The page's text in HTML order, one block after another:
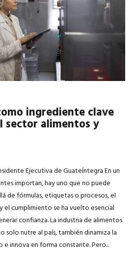
ingrediente clave
sector alimentos y
Ejecutiva de GuateÍntegra En un
importan, hay uno que no puede
de fórmulas, etiquetas o procesos, el
cumplimiento se ha vuelto esencial
confianza. La industria de alimentos
solo nutre al país, también dinamiza la
innova en forma constante. Pero...